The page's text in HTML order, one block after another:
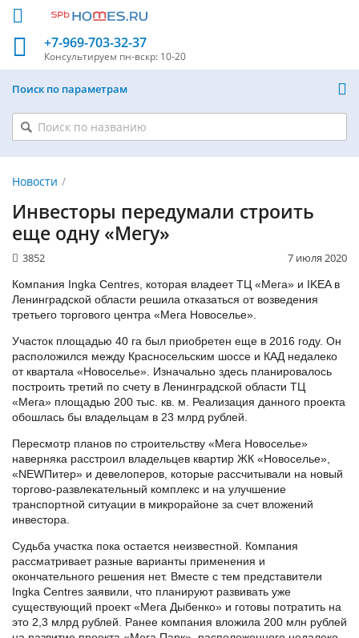
+7-969-703-32-37
Консультируем пн-вскр: 10-20
Поиск по параметрам
Новости
Инвесторы передумали строить
еще одну «Мегу»
7 июля 2020
3852
Компания Ingka Centres, которая владеет ТЦ «Мега» и IKEA в
Ленинградской области решила отказаться от возведения
третьего торгового центра «Мега Новоселье».
Участок площадью 40 га был приобретен еще в 2016 году. Он
расположился между Красносельским шоссе и КАД недалеко
от квартала «Новоселье». Изначально здесь планировалось
построить третий по счету в Ленинградской области ТЦ
«Мега» площадью 200 тыс. кв. м. Реализация данного проекта
обошлась бы владельцам в 23 млрд рублей.
Пересмотр планов по строительству «Мега Новоселье»
наверняка расстроил владельцев квартир ЖК «Новоселье»,
«NEWПитер» и девелоперов, которые рассчитывали на новый
торгово-развлекательный комплекс и на улучшение
транспортной ситуации в микрорайоне за счет вложений
инвестора.
Судьба участка пока остается неизвестной. Компания
рассматривает разные варианты применения и
окончательного решения нет. Вместе с тем представители
Ingka Centres заявили, что планируют развивать уже
существующий проект «Мега Дыбенко» и готовы потратить на
это 2,3 млрд рублей. Ранее компания вложила 200 млн рублей